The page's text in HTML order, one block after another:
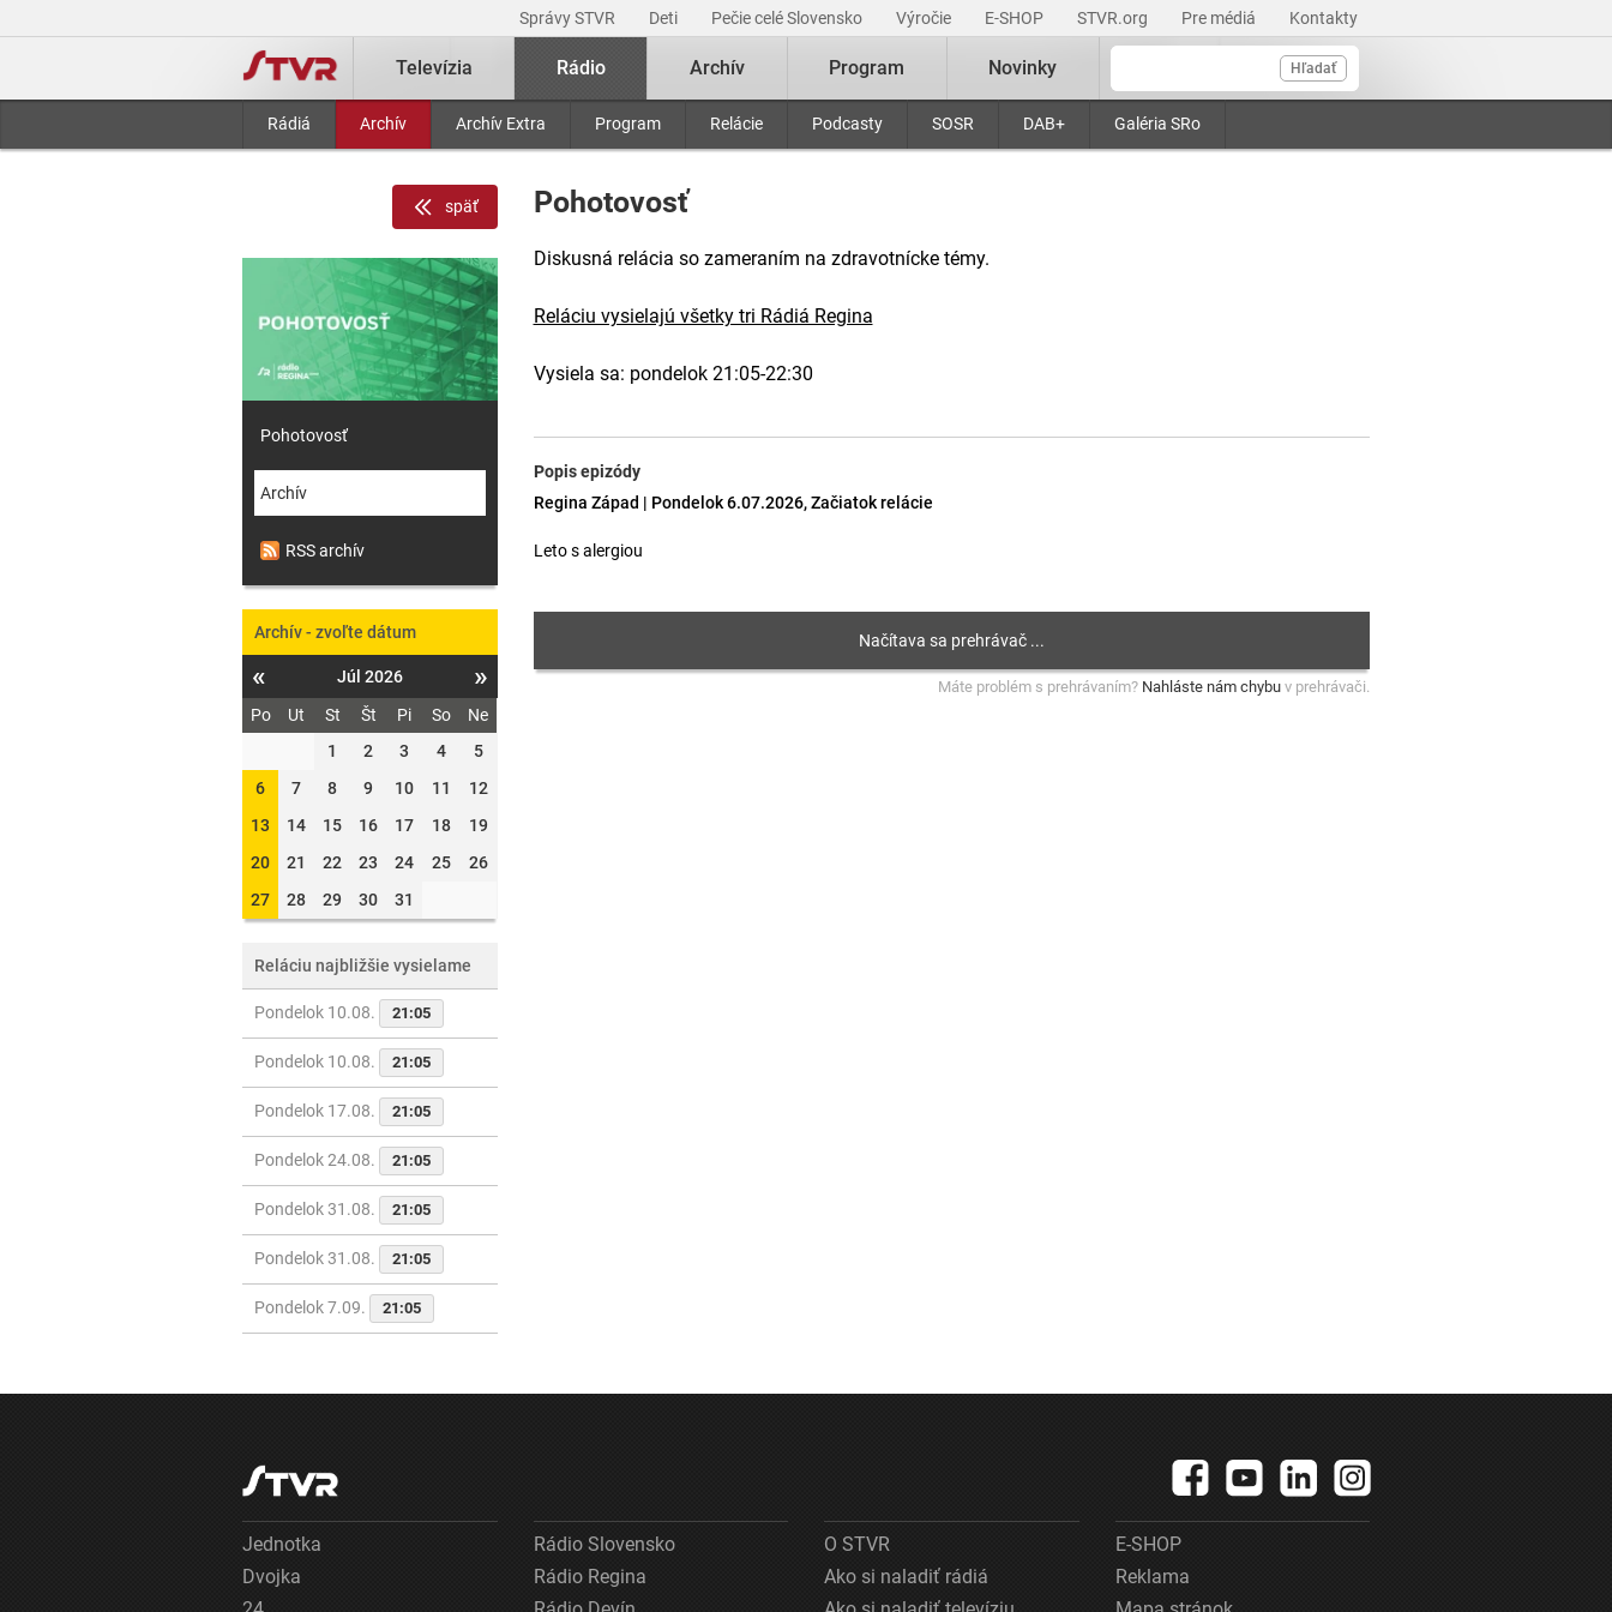
Správy STVR Deti Pečie celé Slovensko Výročie E-SHOP STVR.org Pre médiá Kontakty
Hľadať
Televízia Rádio
Rádiá Archív Archív Extra Program Relácie Podcasty SOSR DAB+ Galéria SRo
Archív Program Novinky
Pohotovosť
Diskusná relácia so zameraním na zdravotnícke témy.
Reláciu vysielajú všetky tri Rádiá Regina
Vysiela sa: pondelok 21:05-22:30
Popis epizódy
Regina Západ | Pondelok 6.07.2026, Začiatok relácie
Leto s alergiou
Máte problém s prehrávaním? Nahláste nám chybu v prehrávači.
späť
Pohotovosť
Archív
RSS archív
Archív - zvoľte dátum
« Júl 2026 »
Po Ut St Št Pi So
Ne
1
2 3 4
5
6
7 8 9 10 11
12
13
14 15 16 17 18
19
20
21 22 23 24 25
26
27
28 29 30 31
Reláciu najbližšie vysielame
Pondelok 10.08. 21:05
Pondelok 10.08. 21:05
Pondelok 17.08. 21:05
Pondelok 24.08. 21:05
Pondelok 31.08. 21:05
Pondelok 31.08. 21:05
Pondelok 7.09. 21:05
Jednotka
Dvojka
Rádio Slovensko
Rádio Regina
O STVR
Ako si naladiť rádiá
E-SHOP
Reklama